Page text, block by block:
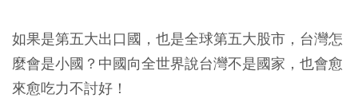
如果是第五大出口國，也是全球第五大股市，台灣怎
麼會是小國？中國向全世界說台灣不是國家，也會愈
來愈吃力不討好！